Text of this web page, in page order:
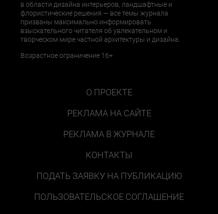
в области дизайна интерьеров, ландшафтные и
флористические решения — все темы журнала
призваны максимально информировать
взыскательного читателя об увлекательном и
творческом мире частной архитектуры и дизайна.
Возрастное ограничение 16+
О ПРОЕКТЕ
РЕКЛАМА НА САЙТЕ
РЕКЛАМА В ЖУРНАЛЕ
КОНТАКТЫ
ПОДАТЬ ЗАЯВКУ НА ПУБЛИКАЦИЮ
ПОЛЬЗОВАТЕЛЬСКОЕ СОГЛАШЕНИЕ